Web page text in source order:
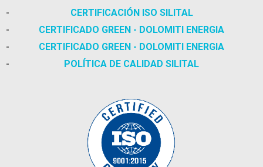
CERTIFICACIÓN ISO SILITAL
CERTIFICADO GREEN - DOLOMITI ENERGIA
CERTIFICADO GREEN - DOLOMITI ENERGIA
POLÍTICA DE CALIDAD SILITAL